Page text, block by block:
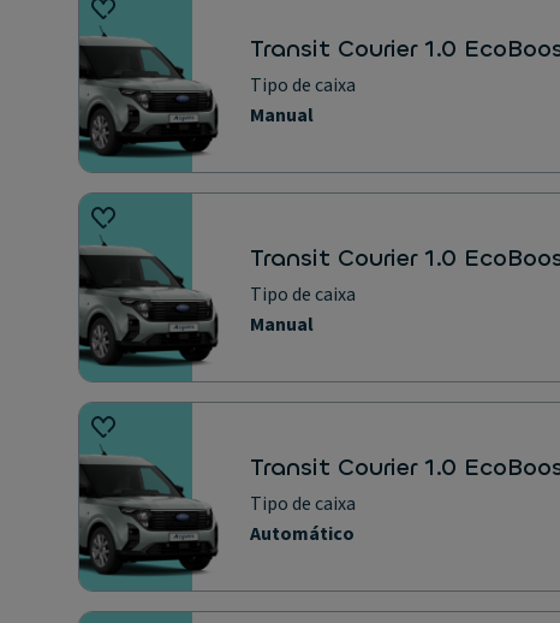
Transit Courier 1.0
Tipo de caixa
Manual
Transit Courier 1.0
Tipo de caixa
Manual
Transit Courier 1.0
Tipo de caixa
Automático